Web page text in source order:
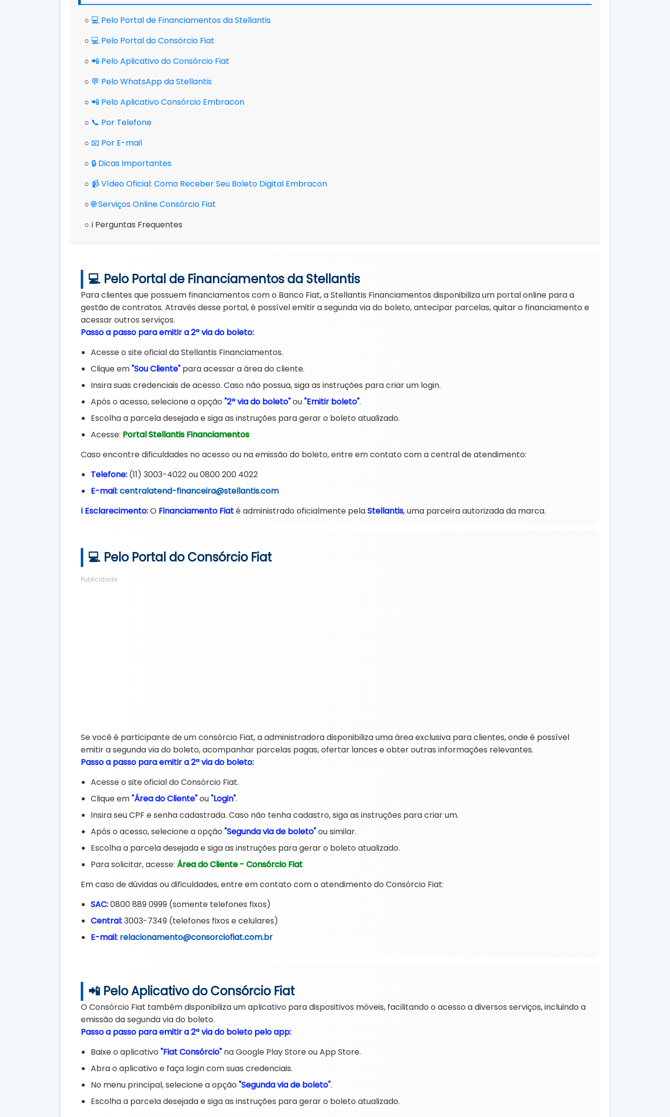
○ 💻 Pelo Portal de Financiamentos da Stellantis
○ 💻 Pelo Portal do Consórcio Fiat
○ 📲 Pelo Aplicativo do Consórcio Fiat
○ 💬 Pelo WhatsApp da Stellantis
○ 📲 Pelo Aplicativo Consórcio Embracon
○ 📞 Por Telefone
○ 📧 Por E-mail
○ 🔒 Dicas Importantes
○ 📹 Vídeo Oficial: Como Receber Seu Boleto Digital Embracon
○ 🌐 Serviços Online Consórcio Fiat
○ ℹ️ Perguntas Frequentes
💻 Pelo Portal de Financiamentos da Stellantis
Para clientes que possuem financiamentos com o Banco Fiat, a Stellantis Financiamentos disponibiliza um portal online para a
gestão de contratos. Através desse portal, é possível emitir a segunda via do boleto, antecipar parcelas, quitar o financiamento e
acessar outros serviços.
Passo a passo para emitir a 2ª via do boleto:
Acesse o site oficial da Stellantis Financiamentos.
Clique em"Sou Cliente" para acessar a área do cliente.
Insira suas credenciais de acesso. Caso não possua, siga as instruções para criar um login.
Após o acesso, selecione a opção"2ª via do boleto"ou"Emitir boleto".
Escolha a parcela desejada e siga as instruções para gerar o boleto atualizado.
Acesse: Portal Stellantis Financiamentos
Caso encontre dificuldades no acesso ou na emissão do boleto, entre em contato com a central de atendimento:
Telefone: (11) 3003-4022 ou 0800 200 4022
E-mail:centralatend-financeira@stellantis.com
ℹ️ Esclarecimento:O Financiamento Fiaté administrado oficialmente pelaStellantis, uma parceira autorizada da marca.
💻 Pelo Portal do Consórcio Fiat
Publicidade
Se você é participante de um consórcio Fiat, a administradora disponibiliza uma área exclusiva para clientes, onde é possível
emitir a segunda via do boleto, acompanhar parcelas pagas, ofertar lances e obter outras informações relevantes.
Passo a passo para emitir a 2ª via do boleto:
Acesse o site oficial do Consórcio Fiat.
Clique em"Área do Cliente"ou"Login".
Insira seu CPF e senha cadastrada. Caso não tenha cadastro, siga as instruções para criar um.
Após o acesso, selecione a opção"Segunda via de boleto"ou similar.
Escolha a parcela desejada e siga as instruções para gerar o boleto atualizado.
Para solicitar, acesse: Área do Cliente - Consórcio Fiat
Em caso de dúvidas ou dificuldades, entre em contato com o atendimento do Consórcio Fiat:
SAC:0800 889 0999 (somente telefones fixos)
Central:3003-7349 (telefones fixos e celulares)
E-mail: relacionamento@consorciofiat.com.br
📲 Pelo Aplicativo do Consórcio Fiat
O Consórcio Fiat também disponibiliza um aplicativo para dispositivos móveis, facilitando o acesso a diversos serviços, incluindo a
emissão da segunda via do boleto.
Passo a passo para emitir a 2ª via do boleto pelo app:
Baixe o aplicativo "Fiat Consórcio" na Google Play Store ou App Store.
Abra o aplicativo e faça login com suas credenciais.
No menu principal, selecione a opção "Segunda via de boleto".
Escolha a parcela desejada e siga as instruções para gerar o boleto atualizado.